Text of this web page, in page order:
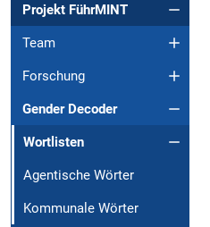
Projekt FührMINT
Team
Forschung
Gender Decoder
Wortlisten
Agentische Wörter
Kommunale Wörter